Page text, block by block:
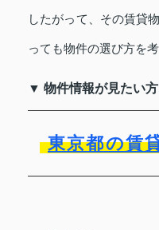
したがって、その賃貸
っても物件の選び方を
▼ 物件情報が見たい
東京都の賃